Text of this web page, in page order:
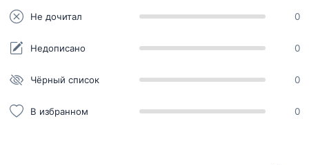
Не дочитал 0
Недописано 0
Чёрный список 0
В избранном 0